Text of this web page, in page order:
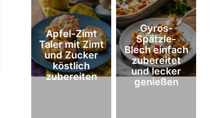
Apfel-Zimt
Taler mit Zimt
und Zucker
köstlich
zubereiten
Gyros-
Spätzle-
Blech einfach
zubereitet
und lecker
genießen